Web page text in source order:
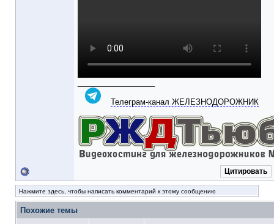
Телеграм-канал ЖЕЛЕЗНОДОРОЖНИК
Цитировать
Нажмите здесь, чтобы написать комментарий к этому сообщению
Похожие темы